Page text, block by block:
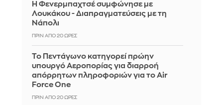
Η Φενερμπαχτσέ συμφώνησε με
Λουκάκου - Διαπραγματεύσεις με τη
Νάπολι
ΠΡΙΝ ΑΠΌ 20 ΏΡΕΣ
Το Πεντάγωνο κατηγορεί πρώην
υπουργό Αεροπορίας για διαρροή
απόρρητων πληροφοριών για το Air
Force One
ΠΡΙΝ ΑΠΌ 20 ΏΡΕΣ